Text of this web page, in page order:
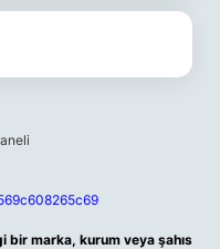
bir marka, kurum veya şahıs